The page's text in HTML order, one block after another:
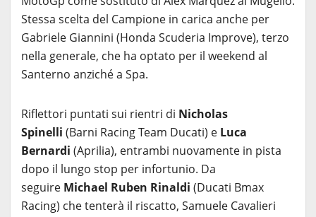
Stessa scelta del Campione in carica anche per
Gabriele Giannini (Honda Scuderia Improve), terzo
nella generale, che ha optato per il weekend al
Santerno anziché a Spa.
Riflettori puntati sui rientri di Nicholas
Spinelli (Barni Racing Team Ducati) e Luca
Bernardi (Aprilia), entrambi nuovamente in pista
dopo il lungo stop per infortunio. Da
seguire Michael Ruben Rinaldi (Ducati Bmax
Racing) che tenterà il riscatto, Samuele Cavalieri